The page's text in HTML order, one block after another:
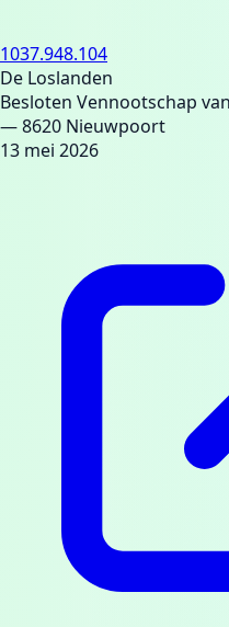
1037.948.104
De Loslanden
Besloten Vennootschap
— 8620 Nieuwpoort
13 mei 2026